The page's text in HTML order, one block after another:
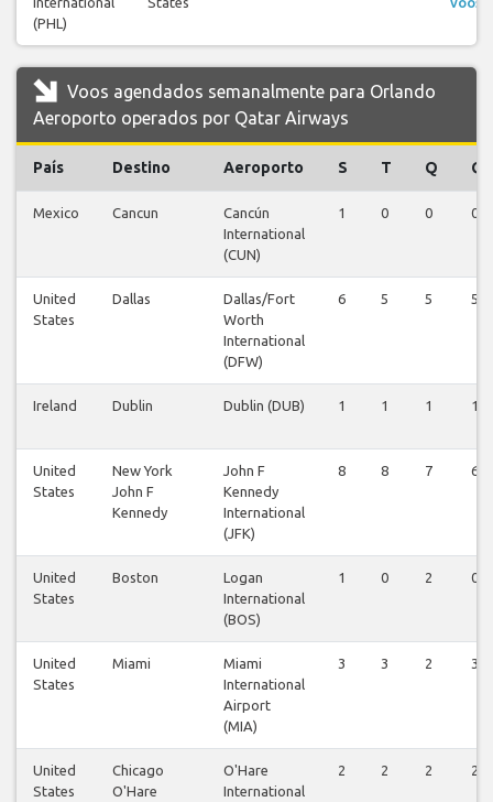
(PHL)
Voos agendados semanalmente para Orlando
Aeroporto operados por Qatar Airways
País Destino Aeroporto S T Q Q
Mexico Cancun
Cancún
International
(CUN)
1 0 0 0
United
States
Dallas
Dallas/Fort
Worth
International
(DFW)
6 5 5 5
Ireland Dublin Dublin (DUB) 1 1 1 1
United
States
New York
John F
Kennedy
John F
Kennedy
International
(JFK)
8 8 7 6
United
States
Boston
Logan
International
(BOS)
1 0 2 0
United
States
Miami
Miami
International
Airport
(MIA)
3 3 2 3
United
States
Chicago
O'Hare
O'Hare
International
2 2 2 2